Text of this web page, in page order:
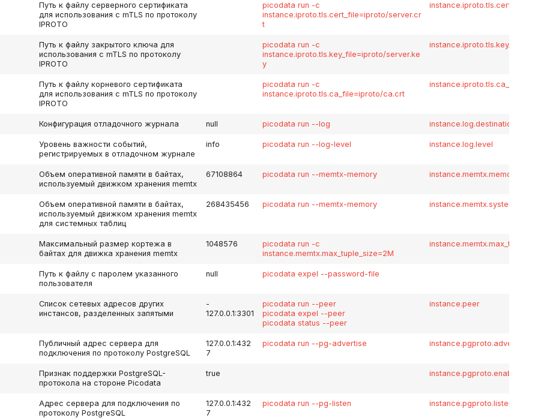
Путь к файлу серверного сертификата
для использования с mTLS по протоколу
IPROTO
picodata run -c
instance.iproto.tls.cert_file=iproto/server.cr
t
instance.iproto.tls.cert_file
Путь к файлу закрытого ключа для
использования с mTLS по протоколу
IPROTO
picodata run -c
instance.iproto.tls.key_file=iproto/server.ke
y
instance.iproto.tls.key_file
Путь к файлу корневого сертификата
для использования с mTLS по протоколу
IPROTO
picodata run -c
instance.iproto.tls.ca_file=iproto/ca.crt
instance.iproto.tls.ca_file
Конфигурация отладочного журнала null picodata run --log instance.log.destination
Уровень важности событий,
регистрируемых в отладочном журнале
info picodata run --log-level instance.log.level
Объем оперативной памяти в байтах,
используемый движком хранения memtx
67108864 picodata run --memtx-memory instance.memtx.memory
Объем оперативной памяти в байтах,
используемый движком хранения memtx
для системных таблиц
268435456 picodata run --memtx-memory
Максимальный размер кортежа в
байтах для движка хранения memtx
1048576
picodata run -c
instance.memtx.max_tuple_size=2M
Путь к файлу с паролем указанного
пользователя
null picodata expel --password-file
Список сетевых адресов других
инстансов, разделенных запятыми
-
127.0.0.1:3301
picodata run --peer
picodata expel --peer
picodata status --peer
instance.peer
Публичный адрес сервера для
подключения по протоколу PostgreSQL
127.0.0.1:432
7
picodata run --pg-advertise instance.pgproto.advertise
Признак поддержки PostgreSQL-
протокола на стороне Picodata
true instance.pgproto.enabled
Адрес сервера для подключения по
протоколу PostgreSQL
127.0.0.1:432
7
picodata run --pg-listen instance.pgproto.listen